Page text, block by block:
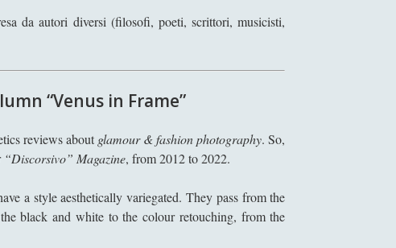
da autori diversi (filosofi, poeti, scrittori, musicisti,
“Venus in Frame”
reviews about glamour & fashion photography. So,
“Discorsivo” Magazine, from 2012 to 2022.
a style aesthetically variegated. They pass from the
black and white to the colour retouching, from the